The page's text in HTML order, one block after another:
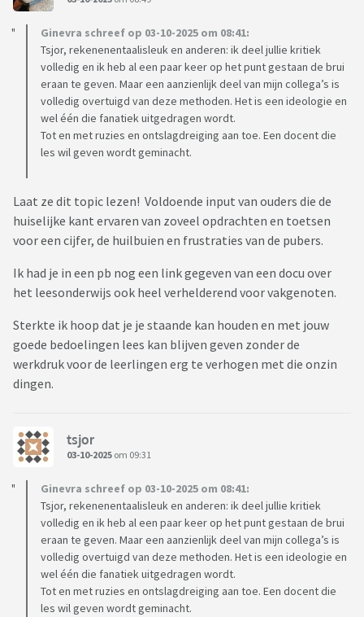
Ginevra schreef op 03-10-2025 om 08:41:
Tsjor, rekenenentaalisleuk en anderen: ik deel jullie kritiek
volledig en ik heb al een paar keer op het punt gestaan de brui
eraan te geven. Maar een aanzienlijk deel van mijn collega’s is
volledig overtuigd van deze methoden. Het is een ideologie en
wel één die fanatiek uitgedragen wordt.
Tot en met ruzies en ontslagdreiging aan toe. Een docent die
les wil geven wordt geminacht.
Laat ze dit topic lezen! Voldoende input van ouders die de
huiselijke kant ervaren van zoveel opdrachten en toetsen
voor een cijfer, de huilbuien en frustraties van de pubers.
Ik had je in een pb nog een link gegeven van een docu over
het leesonderwijs ook heel verhelderend voor vakgenoten.
Sterkte ik hoop dat je je staande kan houden en met jouw
goede bedoelingen lees kan blijven geven zonder de
werkdruk voor de leerlingen erg te verhogen met die onzin
dingen.
tsjor
03-10-2025 om 09:31
Ginevra schreef op 03-10-2025 om 08:41:
Tsjor, rekenenentaalisleuk en anderen: ik deel jullie kritiek
volledig en ik heb al een paar keer op het punt gestaan de brui
eraan te geven. Maar een aanzienlijk deel van mijn collega’s is
volledig overtuigd van deze methoden. Het is een ideologie en
wel één die fanatiek uitgedragen wordt.
Tot en met ruzies en ontslagdreiging aan toe. Een docent die
les wil geven wordt geminacht.